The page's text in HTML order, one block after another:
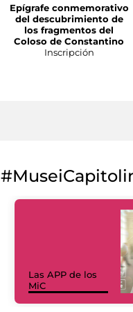
Epígrafe conmemorativo
del descubrimiento de
los fragmentos del
Coloso de Constantino
Inscripción
Las APP de los
MiC